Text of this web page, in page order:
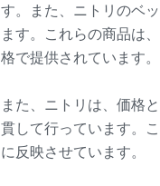
す。また、ニトリのベ
ます。これらの商品は
格で提供されています。
また、ニトリは、価格
貫して行っています。
に反映させています。